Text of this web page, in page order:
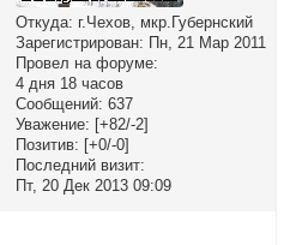
Откуда: г.Чехов, мкр.Губернский
Зарегистрирован: Пн, 21 Мар 2011
Провел на форуме:
4 дня 18 часов
Сообщений: 637
Уважение: [+82/-2]
Позитив: [+0/-0]
Последний визит:
Пт, 20 Дек 2013 09:09